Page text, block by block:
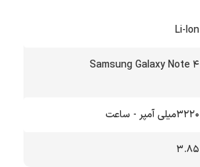
Li-Ion
Samsung Galaxy Note 4
3220میلی آمپر - ساعت
3.85